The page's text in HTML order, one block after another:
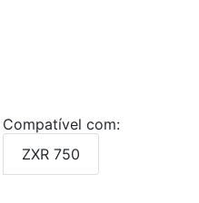
Compatível com:
ZXR 750